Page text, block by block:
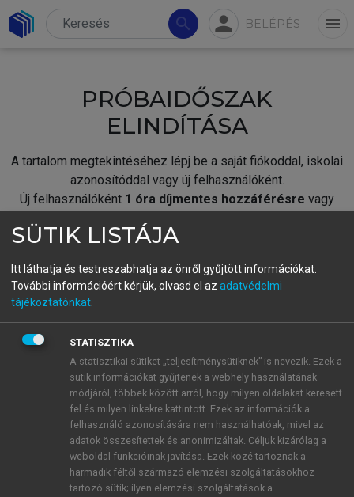
search person BELÉPÉS menu
PRÓBAIDŐSZAK
ELINDÍTÁSA
A tartalom megtekintéséhez lépj be a saját fiókoddal, iskolai
azonosítóddal vagy új felhasználóként.
Új felhasználóként 1 óra díjmentes hozzáférésre vagy
fiókoddal,vagy hozz létre új fiókot.
A regisztráció után apróbaidőszakautomatikusan
BELÉPÉS SAJÁT FIÓKKAL
ÚJ FIÓK LÉTREHOZÁSA
1 óra díjmentes hozzáférés
E-MAIL-CÍM
SÜTIK LISTÁJA
Itt láthatja és testreszabhatja az önről gyűjtött információkat.
További információért kérjük, olvasd el az adatvédelmi
tájékoztatónkat
STATISZTIKA
A statisztikai sütiket „teljesítménysütiknek” is nevezik. Ezek a
sütik információkat gyűjtenek a webhely használatának
módjáról, többek között arról, hogy milyen oldalakat keresett
fel és milyen linkekre kattintott. Ezek az információk a
felhasználó azonosítására nem használhatóak, mivel az
adatok összesítettek és anonimizáltak. Céljuk kizárólag a
weboldal funkcióinak javítása. Ezek közé tartoznak a
harmadik féltől származó elemzési szolgáltatásokhoz
tartozó sütik; ilyen elemzési szolgáltatások a